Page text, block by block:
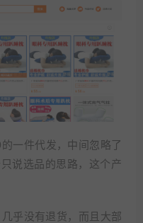
一件代发，中间忽略了
说选品的思路，这个产
乎没有退货，而且大部